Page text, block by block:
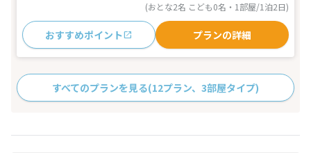
(おとな2名 こども0名・1部屋/1泊2日)
おすすめポイント プランの詳細
すべてのプランを見る(12プラン、3部屋タイプ)